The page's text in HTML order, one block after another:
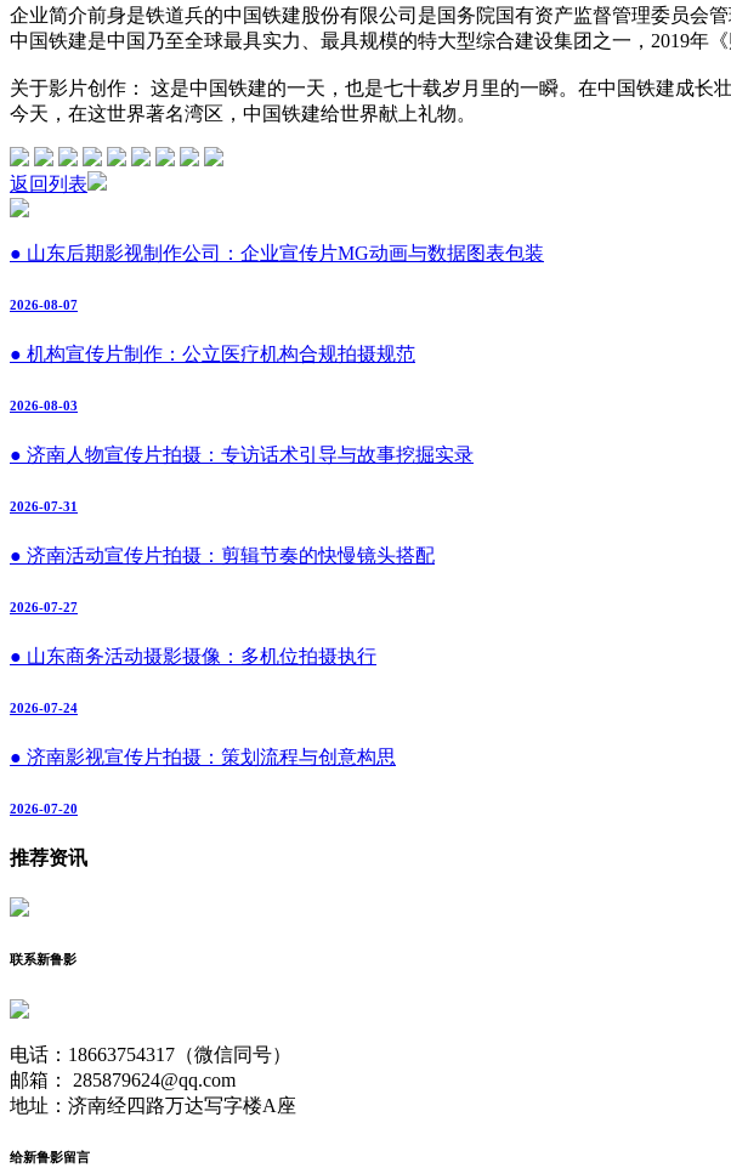
企业简介前身是铁道兵的中国铁建股份有限公司是国务院国有资产监督管理委员会管
中国铁建是中国乃至全球最具实力、最具规模的特大型综合建设集团之一，2019年《
关于影片创作：
这是中国铁建的一天，也是七十载岁月里的一瞬。在中国铁建成长
今天，在这世界著名湾区，中国铁建给世界献上礼物。
返回列表
● 山东后期影视制作公司：企业宣传片MG动画与数据图表包装
2026-08-07
● 机构宣传片制作：公立医疗机构合规拍摄规范
2026-08-03
● 济南人物宣传片拍摄：专访话术引导与故事挖掘实录
2026-07-31
● 济南活动宣传片拍摄：剪辑节奏的快慢镜头搭配
2026-07-27
● 山东商务活动摄影摄像：多机位拍摄执行
2026-07-24
● 济南影视宣传片拍摄：策划流程与创意构思
2026-07-20
推荐资讯
联系新鲁影
电话：18663754317（微信同号）
邮箱： 285879624@qq.com
地址：济南经四路万达写字楼A座
给新鲁影留言